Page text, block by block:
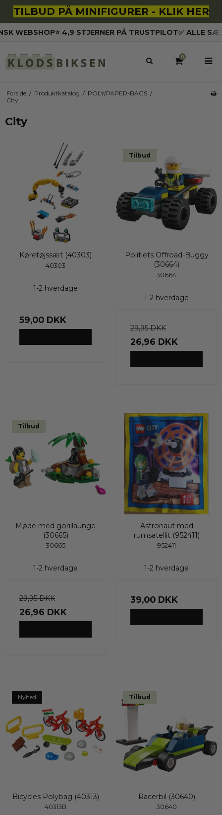
TILBUD PÅ MINIFIGURER - KLIK HER
⭐️ 4,9 STJERNER PÅ TRUSTPILOT✅ ALLE SÆT ER
0
Forside / Produktkatalog / POLY/PAPER-BAGS /
City
City
Køretøjssæt (40303)
40303
1-2 hverdage
59,00 DKK
Tilbud
Politiets Offroad-Buggy
(30664)
30664
1-2 hverdage
29,95 DKK
26,96 DKK
Tilbud
Møde med gorillaunge
(30665)
30665
1-2 hverdage
29,95 DKK
26,96 DKK
Astronaut med
rumsatellit (952411)
952411
1-2 hverdage
39,00 DKK
Nyhed
Bicycles Polybag (40313)
40313B
Tilbud
Racerbil (30640)
30640